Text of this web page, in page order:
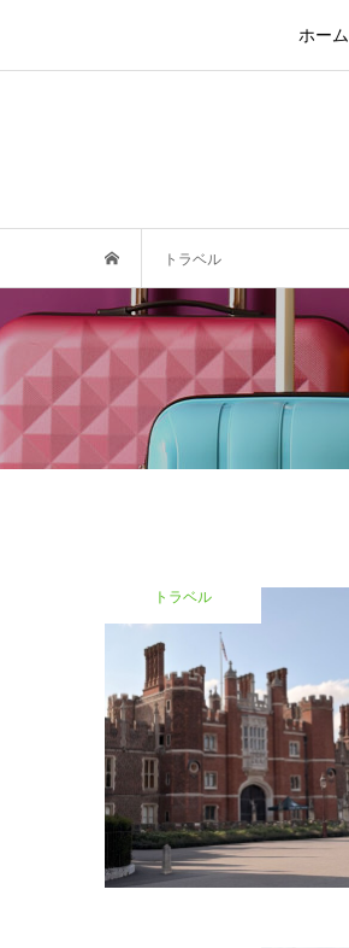
ホーム
トラベル
トラベル